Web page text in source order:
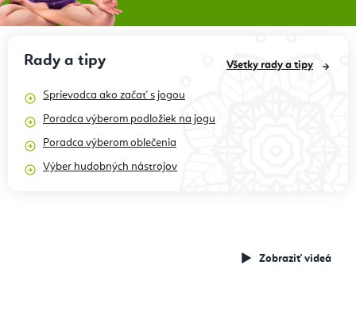
Rady a tipy
Sprievodca ako začať s jogou
Poradca výberom podložiek na jogu
Poradca výberom oblečenia
Výber hudobných nástrojov
Všetky rady a tipy
Zobraziť videá